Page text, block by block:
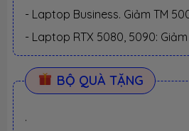
- Laptop Business. Giảm TM
- Laptop RTX 5080, 5090: Giảm
BỘ QUÀ TẶNG
.